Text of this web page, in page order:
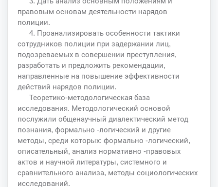
правовым основам деятельности нарядов
полиции.
4. Проанализировать особенности тактики
сотрудников полиции при задержании лиц,
подозреваемых в совершении преступления,
разработать и предложить рекомендации,
направленные на повышение эффективности
действий нарядов полиции.
Теоретико-методологическая база
исследования. Методологический основой
послужили общенаучный диалектический метод
познания, формально -логический и другие
методы, среди которых: формально -логический,
описательный, анализ нормативно -правовых
актов и научной литературы, системного и
сравнительного анализа, методы социологических
исследований.